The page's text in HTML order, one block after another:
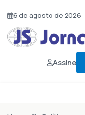
6 de agosto de 2026
Assine